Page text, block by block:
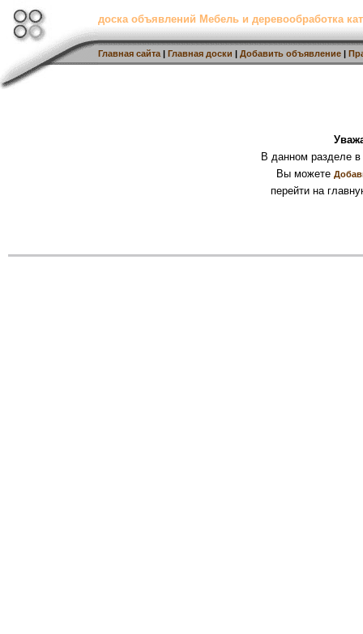
доска объявлений Мебель и деревообработка
Главная сайта | Главная доски | Добавить объявление |
В данном разделе
Вы можете
перейти на